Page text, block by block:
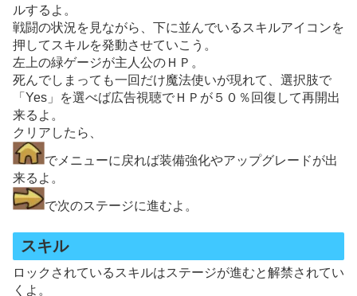
ルするよ。
戦闘の状況を見ながら、下に並んでいるスキルアイコンを
押してスキルを発動させていこう。
左上の緑ゲージが主人公のＨＰ。
死んでしまっても一回だけ魔法使いが現れて、選択肢で
「Yes」を選べば広告視聴でＨＰが５０％回復して再開出
来るよ。
クリアしたら、
でメニューに戻れば装備強化やアップグレードが出
来るよ。
で次のステージに進むよ。
スキル
ロックされているスキルはステージが進むと解禁されてい
くよ。